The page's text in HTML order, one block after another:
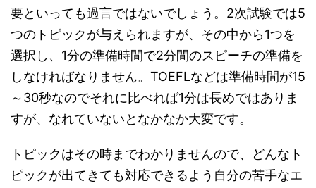
要といっても過言ではないでしょう。2次試験では5
つのトピックが与えられますが、その中から1つを
選択し、1分の準備時間で2分間のスピーチの準備を
しなければなりません。TOEFLなどは準備時間が15
～30秒なのでそれに比べれば1分は長めではありま
すが、なれていないとなかなか大変です。
トピックはその時までわかりませんので、どんなト
ピックが出てきても対応できるよう自分の苦手なエ